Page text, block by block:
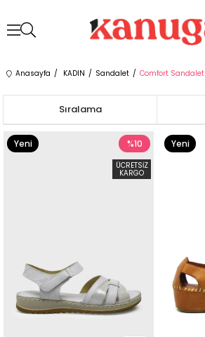
Anasayfa KADIN Sandalet Comfort Sandalet
Sıralama
%10
ÜCRETSIZ
KARGO
Yeni
Yeni